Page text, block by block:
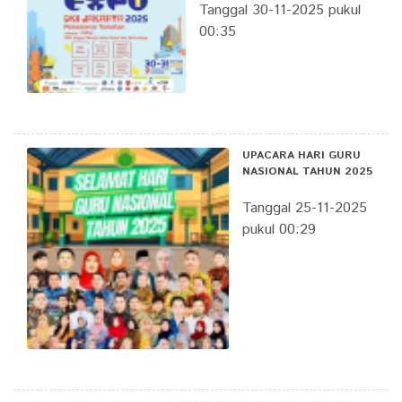
Tanggal 30-11-2025 pukul
00:35
UPACARA HARI GURU
NASIONAL TAHUN 2025
Tanggal 25-11-2025
pukul 00:29